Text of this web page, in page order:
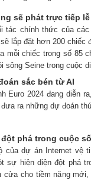
sẽ phát trực tiếp
tác chính thức của
lắp đặt hơn 200 chiếc
mỗi chiếc trong số 85
Seine trong cuộc
sắc bén từ AI
Euro 2024 đang diễn
ra những dự đoán
phá trong cuộc
của dự án Internet vệ
sự hiện diện đột phá
cửa cho tiềm năng